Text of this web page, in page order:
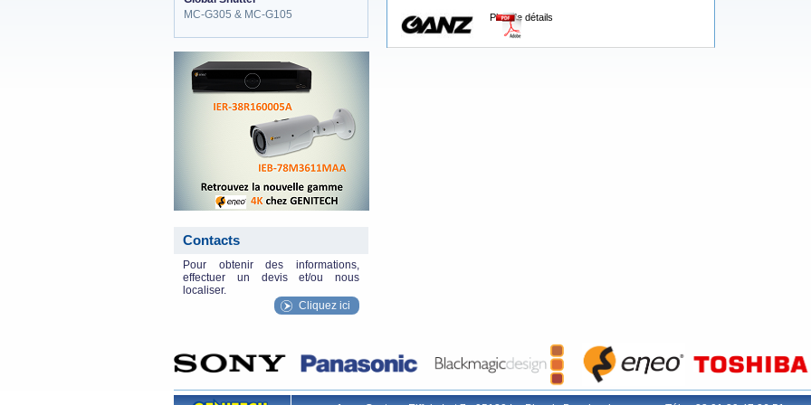
MC-G305 & MC-G105
Contacts
Pour obtenir des informations,
effectuer un devis et/ou nous
localiser.
Cliquez ici
Plus de détails